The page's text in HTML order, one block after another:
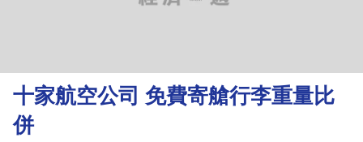
理
財
十家航空公司 免費寄艙行李重量比
併